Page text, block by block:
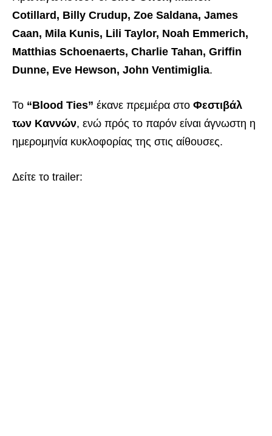
Cotillard, Billy Crudup, Zoe Saldana, James
Caan, Mila Kunis, Lili Taylor, Noah Emmerich,
Matthias Schoenaerts, Charlie Tahan, Griffin
Dunne, Eve Hewson, John Ventimiglia.
To “Blood Ties” έκανε πρεμιέρα στο Φεστιβάλ
των Καννών, ενώ πρός το παρόν είναι άγνωστη η
ημερομηνία κυκλοφορίας της στις αίθουσες.
Δείτε το trailer: